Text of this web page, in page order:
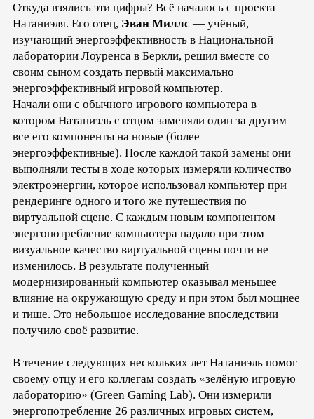
Откуда взялись эти цифры? Всё началось с проекта
Натаниэля. Его отец, Эван Миллс — учёный,
изучающий энергоэффективность в Национальной
лаборатории Лоуренса в Беркли, решил вместе со
своим сыном создать первый максимально
энергоэффективный игровой компьютер.
Начали они с обычного игрового компьютера в
котором Натаниэль с отцом заменяли один за другим
все его компоненты на новые (более
энергоэффективные). После каждой такой замены они
выполняли тесты в ходе которых измеряли количество
электроэнергии, которое использовал компьютер при
рендеринге одного и того же путешествия по
виртуальной сцене. С каждым новым компонентом
энергопотребление компьютера падало при этом
визуальное качество виртуальной сцены почти не
изменилось. В результате полученный
модернизированный компьютер оказывал меньшее
влияние на окружающую среду и при этом был мощнее
и тише. Это небольшое исследование впоследствии
получило своё развитие.
В течение следующих нескольких лет Натаниэль помог
своему отцу и его коллегам создать «зелёную игровую
лабораторию» (Green Gaming Lab). Они измерили
энергопотребление 26 различных игровых систем,